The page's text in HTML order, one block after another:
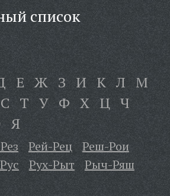
список
Е Ж З И К Л М
С Т У Ф Х Ц Ч
Я
Рей-Рец
Реш-Рои
Рух-Рыт Рыч-Ряш